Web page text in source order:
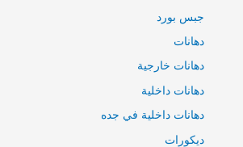
جبس بورد
دهانات
دهانات خارجية
دهانات داخلية
دهانات داخلية في جده
ديكورات